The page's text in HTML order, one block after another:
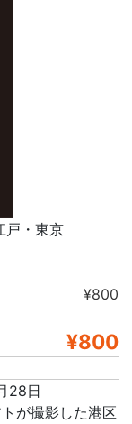
戸・東京
¥800
¥800
28日
が撮影した港区